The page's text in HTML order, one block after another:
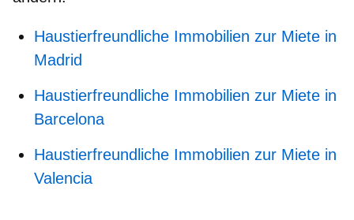
Haustierfreundliche Immobilien zur Miete in
Madrid
Haustierfreundliche Immobilien zur Miete in
Barcelona
Haustierfreundliche Immobilien zur Miete in
Valencia